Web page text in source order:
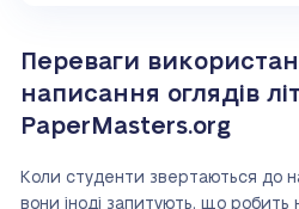
Переваги
написання оглядів
PaperMasters.org
Коли студенти звертаються до
вони іноді запитують, що робить